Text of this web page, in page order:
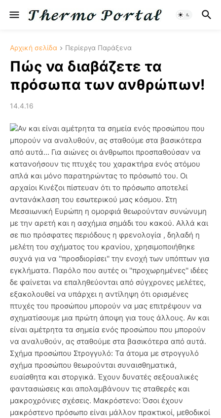
Αρχική σελίδα Περίεργα Παράξενα
Πώς να διαβάζετε τα
πρόσωπα των ανθρώπων!
14.4.16
Αν και είναι αμέτρητα τα σημεία ενός προσώπου που
μπορούν να αναλυθούν, ας σταθούμε στα βασικότερα
από αυτά... Για αιώνες οι άνθρωποι προσπαθούσαν να
κατανοήσουν τις πτυχές του χαρακτήρα ενός ατόμου
απλά και μόνο παρατηρώντας το πρόσωπό του. Οι
αρχαίοι Κινέζοι πίστευαν ότι το πρόσωπο αποτελεί
αντανάκλαση του εσωτερικού μας κόσμου. Στη
Μεσαιωνική Ευρώπη η ομορφιά θεωρούνταν συνώνυμη
με την αρετή και η ασχήμια σημάδι του κακού. Αλλά και
σε πιο πρόσφατες περιόδους η φρενολογία , δηλαδή η
μελέτη του σχήματος του κρανίου, χρησιμοποιήθηκε
συχνά για να ''προσδιορίσει'' την ενοχή των υπόπτων για
εγκλήματα. Παρόλο που αυτές οι ''προχωρημένες'' ιδέες
δε φαίνεται να επαληθεύονται από σύγχρονες μελέτες,
εξακολουθεί να υπάρχει η αντίληψη ότι ορισμένες
πτυχές του προσώπου μπορούν να μας επιτρέψουν να
σχηματίσουμε μια πρώτη άποψη για τους άλλους. Αν και
είναι αμέτρητα τα σημεία ενός προσώπου που μπορούν
να αναλυθούν, ας σταθούμε στα βασικότερα από αυτά.
Σχήμα προσώπου Στρογγυλό: Τα άτομα με στρογγυλό
σχήμα προσώπου θεωρούνται συναισθηματικά,
ευαίσθητα και στοργικά. Έχουν δυνατές σεξουαλικές
φαντασιώσεις και απολαμβάνουν τις σταθερές και
μακροχρόνιες σχέσεις. Μακρόστενο: Όσοι έχουν
μακρόστενο πρόσωπο είναι μάλλον πρακτικοί, μεθοδικοί